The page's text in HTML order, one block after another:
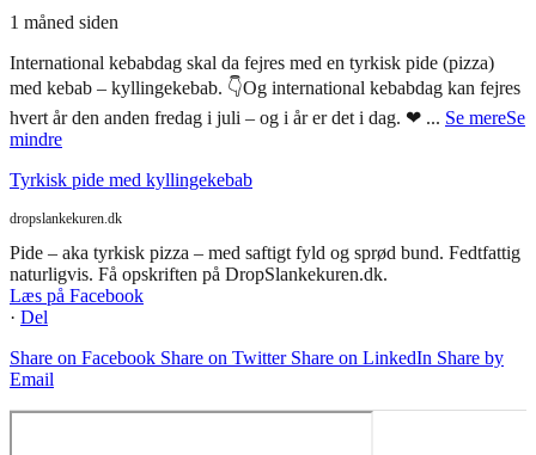
1 måned siden
International kebabdag skal da fejres med en tyrkisk pide (pizza)
med kebab – kyllingekebab. 👇Og international kebabdag kan fejres
hvert år den anden fredag i juli – og i år er det i dag. ❤ ... Se mereSe
mindre
Tyrkisk pide med kyllingekebab
dropslankekuren.dk
Pide – aka tyrkisk pizza – med saftigt fyld og sprød bund. Fedtfattig
naturligvis. Få opskriften på DropSlankekuren.dk.
Læs på Facebook
· Del
Share on Facebook Share on Twitter Share on LinkedIn Share by
Email